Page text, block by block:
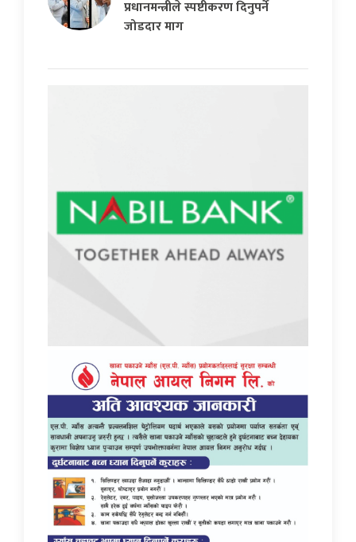
प्रधानमन्त्रीले स्पष्टीकरण दिनुपर्ने
जोडदार माग